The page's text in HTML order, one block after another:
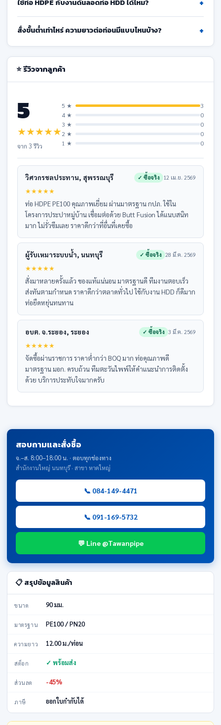
ใช้ท่อ HDPE กับงานดันลอดท่อ HDD ได้ไหม? +
สั่งขั้นต่ำเท่าไหร่ ความยาวต่อท่อนมีแบบไหนบ้าง? +
⭐ รีวิวจากลูกค้า
5
★★★★★
จาก 3 รีวิว
5 ★
3
4 ★
0
3 ★
0
2 ★
0
1 ★
0
วิศวกรชลประทาน, สุพรรณบุรี ✓ ซื้อจริง 12 เม.ย. 2569
★★★★★
ท่อ HDPE PE100 คุณภาพเยี่ยม ผ่านมาตรฐาน กปภ. ใช้ใน
โครงการประปาหมู่บ้าน เชื่อมต่อด้วย Butt Fusion ได้แนบสนิท
มาก ไม่รั่วซึมเลย ราคาดีกว่าที่อื่นที่เคยซื้อ
ผู้รับเหมาระบบน้ำ, นนทบุรี ✓ ซื้อจริง 28 มี.ค. 2569
★★★★★
สั่งมาหลายครั้งแล้ว ของแท้แน่นอน มาตรฐานดี ทีมงานตอบเร็ว
ส่งทันตามกำหนด ราคาดีกว่าตลาดทั่วไป ใช้กับงาน HDD ก็ดีมาก
ท่อยืดหยุ่นทนทาน
อบต. จ.ระยอง, ระยอง ✓ ซื้อจริง 3 มี.ค. 2569
★★★★★
จัดซื้อผ่านราชการ ราคาต่ำกว่า BOQ มาก ท่อคุณภาพดี
มาตรฐาน มอก. ครบถ้วน ทีมตะวันไพพ์ให้คำแนะนำการติดตั้ง
ด้วย บริการประทับใจมากครับ
สอบถามและสั่งซื้อ
จ.–ส. 8:00–18:00 น. · ตอบทุกช่องทาง
สำนักงานใหญ่ นนทบุรี · สาขา หาดใหญ่
📞 084-149-4471
📞 091-169-5732
💬 Line @Tawanpipe
📋 สรุปข้อมูลสินค้า
ขนาด 90 มม.
มาตรฐาน PE100 / PN20
ความยาว 12.00 ม./ท่อน
สต็อก ✓ พร้อมส่ง
ส่วนลด -45%
ภาษี ออกใบกำกับได้